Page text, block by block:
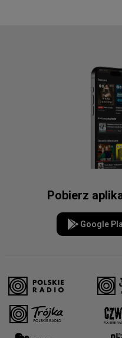
Pobierz
Google